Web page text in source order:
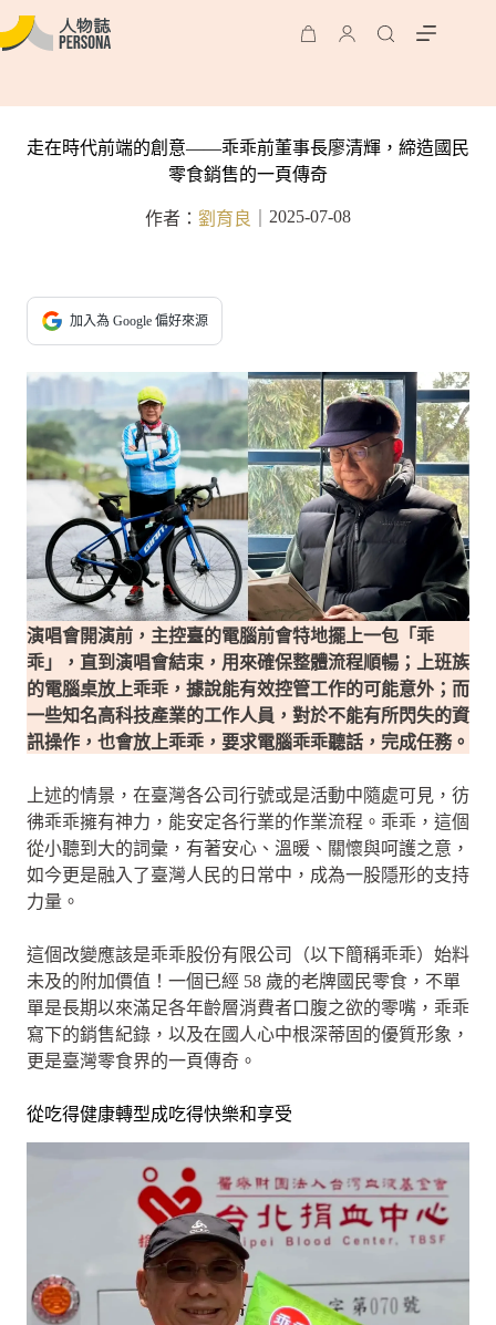
走在時代前端的創意——乖乖前董事長廖清輝，締造國民
零食銷售的一頁傳奇
作者： 劉育良 2025-07-08
加入為 Google 偏好來源
演唱會開演前，主控臺的電腦前會特地擺上一包「乖
乖」，直到演唱會結束，用來確保整體流程順暢；上班族
的電腦桌放上乖乖，據說能有效控管工作的可能意外；而
一些知名高科技產業的工作人員，對於不能有所閃失的資
訊操作，也會放上乖乖，要求電腦乖乖聽話，完成任務。
上述的情景，在臺灣各公司行號或是活動中隨處可見，彷
彿乖乖擁有神力，能安定各行業的作業流程。乖乖，這個
從小聽到大的詞彙，有著安心、溫暖、關懷與呵護之意，
如今更是融入了臺灣人民的日常中，成為一股隱形的支持
力量。
這個改變應該是乖乖股份有限公司（以下簡稱乖乖）始料
未及的附加價值！一個已經 58 歲的老牌國民零食，不單
單是長期以來滿足各年齡層消費者口腹之欲的零嘴，乖乖
寫下的銷售紀錄，以及在國人心中根深蒂固的優質形象，
更是臺灣零食界的一頁傳奇。
從吃得健康轉型成吃得快樂和享受